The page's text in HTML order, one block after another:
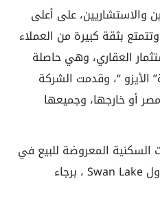
والاستشاريين، على أعلى
بثقة كبيرة من العملاء
العقاري، وهي حاصلة
الأيزو “، وقدمت الشركة
أو خارجها، وجميعها
السكنية المعروضة للبيع في
كمبوند سوان ليك التجمع الاول Swan Lake ، برجاء